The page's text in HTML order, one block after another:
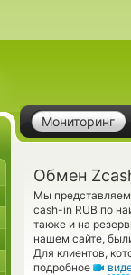
Мониторинг
Обмен
Мы представляем
cash-in RUB по
также и на
нашем сайте,
Для клиентов,
подробное